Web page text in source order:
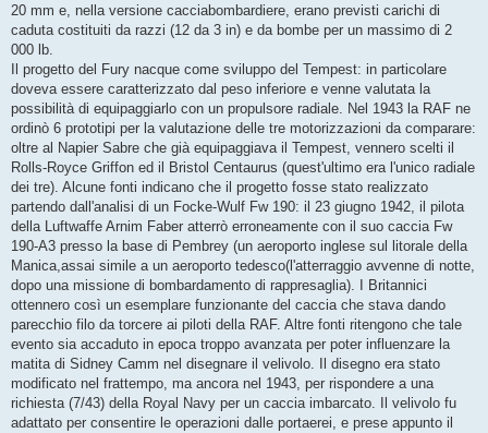
20 mm e, nella versione cacciabombardiere, erano previsti carichi di
caduta costituiti da razzi (12 da 3 in) e da bombe per un massimo di 2
000 lb.
Il progetto del Fury nacque come sviluppo del Tempest: in particolare
doveva essere caratterizzato dal peso inferiore e venne valutata la
possibilità di equipaggiarlo con un propulsore radiale. Nel 1943 la RAF ne
ordinò 6 prototipi per la valutazione delle tre motorizzazioni da comparare:
oltre al Napier Sabre che già equipaggiava il Tempest, vennero scelti il
Rolls-Royce Griffon ed il Bristol Centaurus (quest'ultimo era l'unico radiale
dei tre). Alcune fonti indicano che il progetto fosse stato realizzato
partendo dall'analisi di un Focke-Wulf Fw 190: il 23 giugno 1942, il pilota
della Luftwaffe Arnim Faber atterrò erroneamente con il suo caccia Fw
190-A3 presso la base di Pembrey (un aeroporto inglese sul litorale della
Manica,assai simile a un aeroporto tedesco(l'atterraggio avvenne di notte,
dopo una missione di bombardamento di rappresaglia). I Britannici
ottennero così un esemplare funzionante del caccia che stava dando
parecchio filo da torcere ai piloti della RAF. Altre fonti ritengono che tale
evento sia accaduto in epoca troppo avanzata per poter influenzare la
matita di Sidney Camm nel disegnare il velivolo. Il disegno era stato
modificato nel frattempo, ma ancora nel 1943, per rispondere a una
richiesta (7/43) della Royal Navy per un caccia imbarcato. Il velivolo fu
adattato per consentire le operazioni dalle portaerei, e prese appunto il